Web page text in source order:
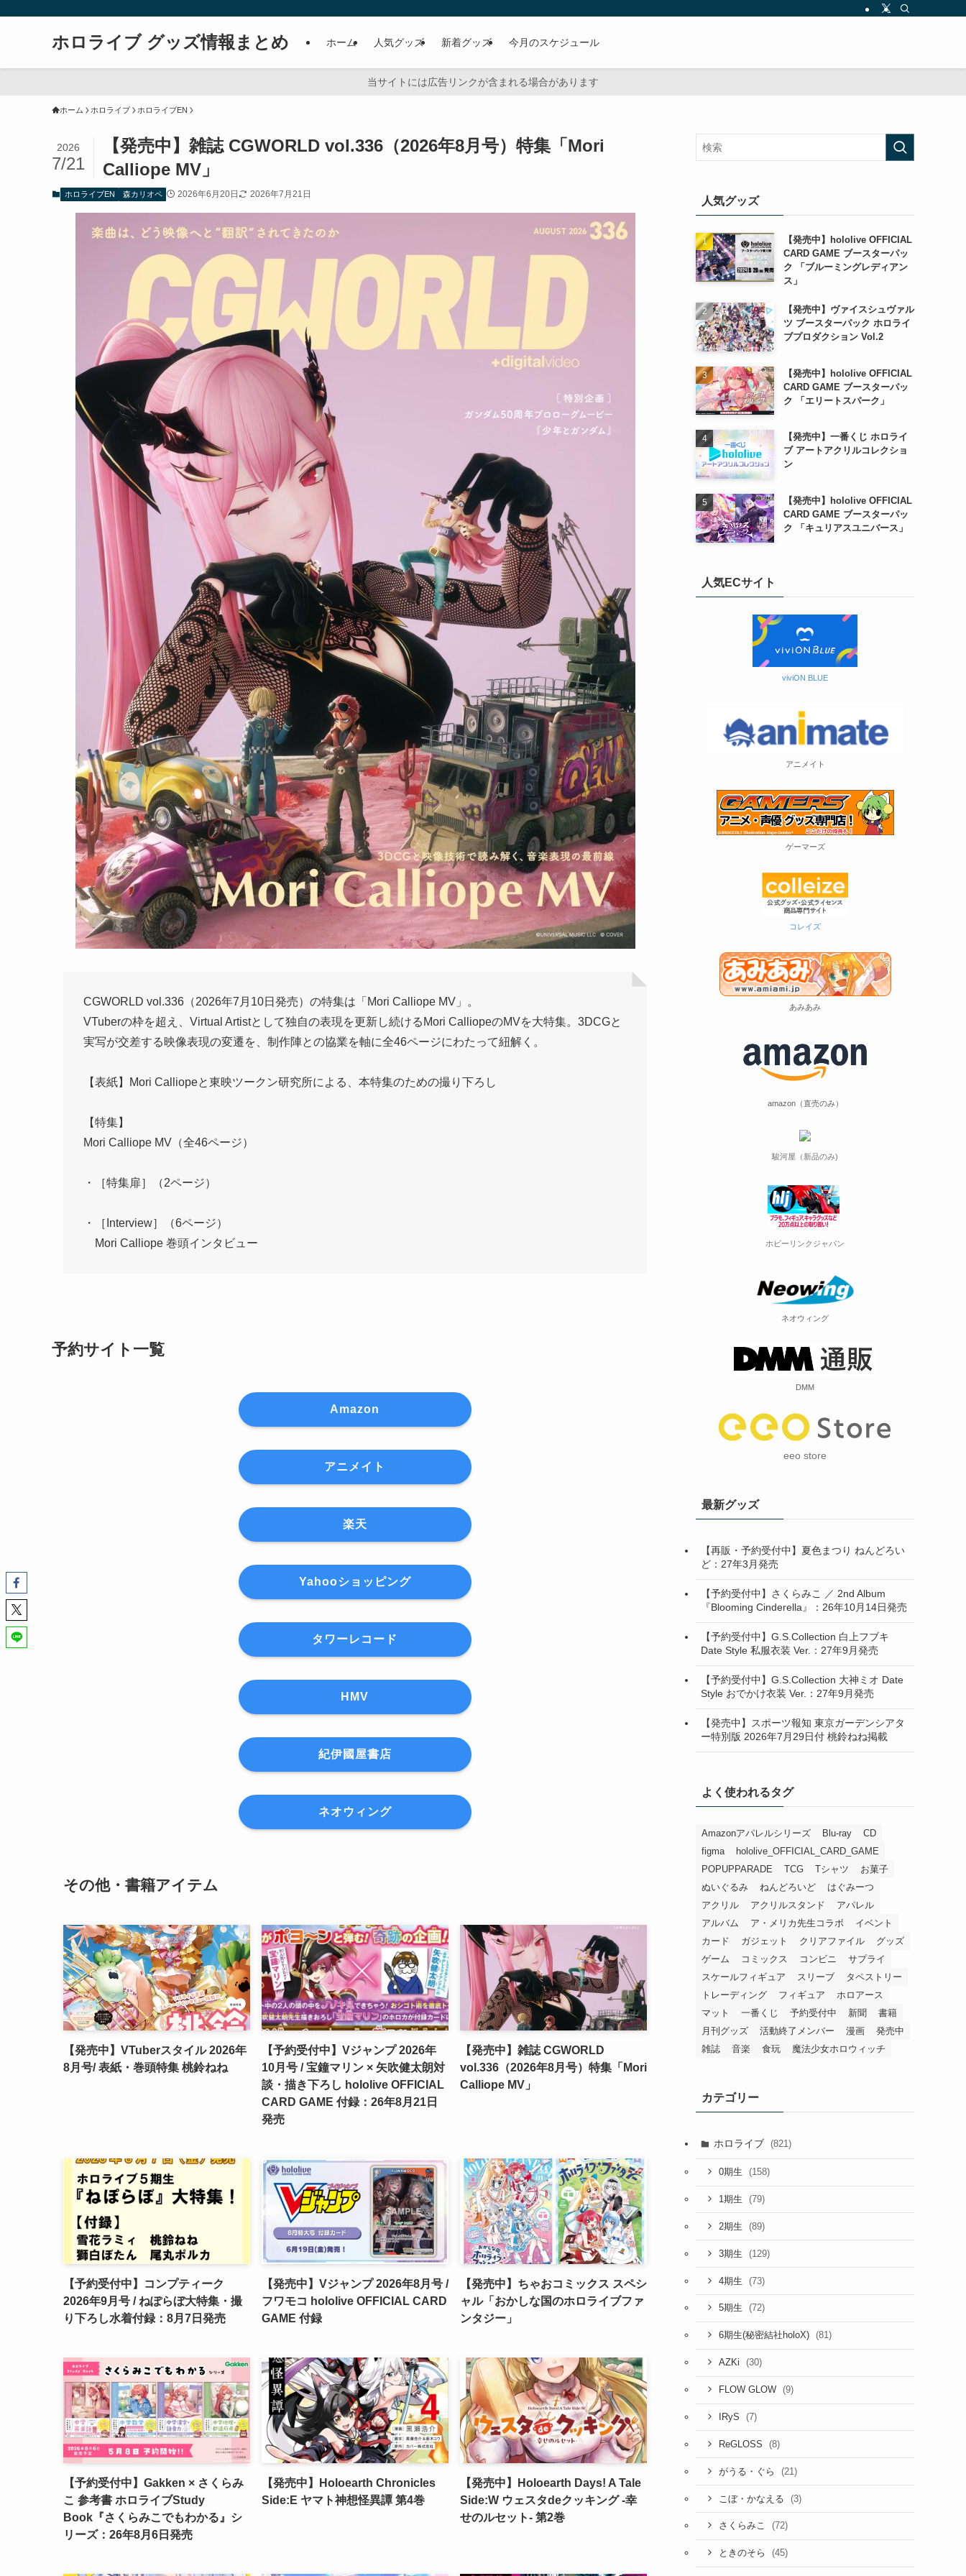
ホロライブ グッズ情報まとめ ホーム 人気グッズ 新着グッズ 今月のスケジュール
当サイトには広告リンクが含まれる場合があります
ホーム ホロライブ ホロライブEN
【発売中】雑誌 CGWORLD vol.336（2026年8月号）特集「Mori
Calliope MV」
2026
7/21
ホロライブEN 森カリオペ 2026年6月20日 2026年7月21日
CGWORLD vol.336（2026年7月10日発売）の特集は「Mori Calliope MV」。
VTuberの枠を超え、Virtual Artistとして独自の表現を更新し続けるMori CalliopeのMVを大特集。3DCGと
実写が交差する映像表現の変遷を、制作陣との協業を軸に全46ページにわたって紐解く。
【表紙】Mori Calliopeと東映ツークン研究所による、本特集のための撮り下ろし
【特集】
Mori Calliope MV（全46ページ）
・［特集扉］（2ページ）
・［Interview］（6ページ）
Mori Calliope 巻頭インタビュー
予約サイト一覧
Amazon
アニメイト
楽天
Yahooショッピング
タワーレコード
HMV
紀伊國屋書店
ネオウィング
その他・書籍アイテム
【発売中】VTuberスタイル 2026年
8月号/ 表紙・巻頭特集 桃鈴ねね
【予約受付中】Vジャンプ 2026年
10月号 / 宝鐘マリン × 矢吹健太朗対
談・描き下ろし hololive OFFICIAL
CARD GAME 付録：26年8月21日
発売
【発売中】雑誌 CGWORLD
vol.336（2026年8月号）特集「Mori
Calliope MV」
【予約受付中】コンプティーク
2026年9月号 / ねぽらぼ大特集・撮
り下ろし水着付録：8月7日発売
【発売中】Vジャンプ 2026年8月号 /
フワモコ hololive OFFICIAL CARD
GAME 付録
【発売中】ちゃおコミックス スペシ
ャル「おかしな国のホロライブファ
ンタジー」
【予約受付中】Gakken × さくらみ
こ 参考書 ホロライブStudy
Book『さくらみこでもわかる』シ
リーズ：26年8月6日発売
【発売中】Holoearth Chronicles
Side:E ヤマト神想怪異譚 第4巻
【発売中】Holoearth Days! A Tale
Side:W ウェスタdeクッキング -幸
せのルセット- 第2巻
人気グッズ
【発売中】hololive OFFICIAL
CARD GAME ブースターパッ
ク 「ブルーミングレディアン
ス」
【発売中】ヴァイスシュヴァル
ツ ブースターパック ホロライ
ブプロダクション Vol.2
【発売中】hololive OFFICIAL
CARD GAME ブースターパッ
ク 「エリートスパーク」
【発売中】一番くじ ホロライ
ブ アートアクリルコレクショ
ン
【発売中】hololive OFFICIAL
CARD GAME ブースターパッ
ク 「キュリアスユニバース」
人気ECサイト
viviON BLUE
アニメイト
ゲーマーズ
コレイズ
あみあみ
amazon（直売のみ）
駿河屋（新品のみ)
ホビーリンクジャパン
ネオウィング
DMM
eeo store
最新グッズ
【再販・予約受付中】夏色まつり ねんどろい
ど：27年3月発売
【予約受付中】さくらみこ ／ 2nd Album
『Blooming Cinderella』：26年10月14日発売
【予約受付中】G.S.Collection 白上フブキ
Date Style 私服衣装 Ver.：27年9月発売
【予約受付中】G.S.Collection 大神ミオ Date
Style おでかけ衣装 Ver.：27年9月発売
【発売中】スポーツ報知 東京ガーデンシアタ
ー特別版 2026年7月29日付 桃鈴ねね掲載
よく使われるタグ
Amazonアパレルシリーズ Blu-ray
CD
figma
hololive_OFFICIAL_CARD_GAME
POPUPPARADE
TCG Tシャツ
お菓子
ぬいぐるみ
ねんどろいど
はぐみーつ
アクリル
アクリルスタンド
アパレル
アルバム
ア・メリカ先生コラボ
イベント
カード
ガジェット クリアファイル
グッズ
ゲーム
コミックス コンビニ
サプライ
スケールフィギュア
スリーブ
タペストリー
トレーディング
フィギュア
ホロアース
マット
一番くじ 予約受付中 新聞
書籍
月刊グッズ
活動終了メンバー 漫画
発売中
雑誌
音楽 食玩 魔法少女ホロウィッチ
カテゴリー
ホロライブ (821)
0期生 (158)
1期生 (79)
2期生 (89)
3期生 (129)
4期生 (73)
5期生 (72)
6期生(秘密結社holoX) (81)
AZKi (30)
FLOW GLOW (9)
IRyS (7)
ReGLOSS (8)
がうる・ぐら (21)
こぼ・かなえる (3)
さくらみこ (72)
ときのそら (45)